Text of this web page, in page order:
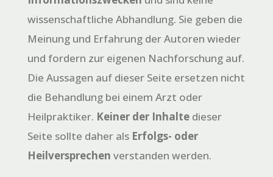
wissenschaftliche Abhandlung. Sie geben die
Meinung und Erfahrung der Autoren wieder
und fordern zur eigenen Nachforschung auf.
Die Aussagen auf dieser Seite ersetzen nicht
die Behandlung bei einem Arzt oder
Heilpraktiker. Keiner der Inhaltedieser
Seite sollte daher als Erfolgs- oder
Heilversprechen verstanden werden.